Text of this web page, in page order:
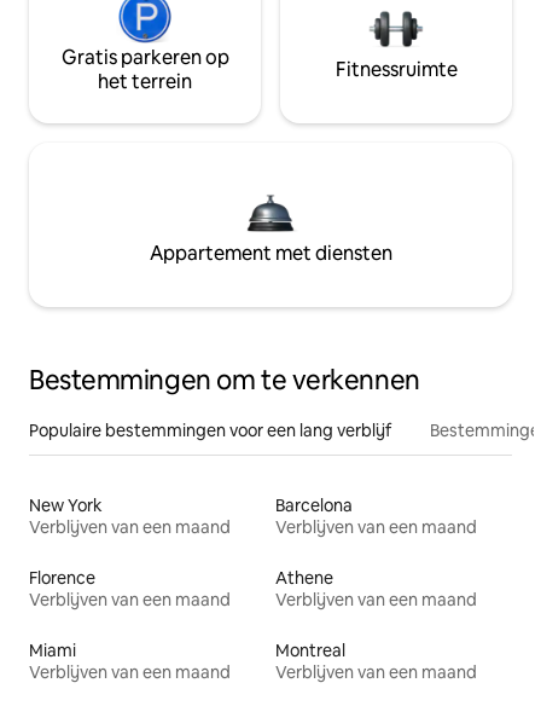
Gratis parkeren op
het terrein
Fitnessruimte
Appartement met diensten
Bestemmingen om te verkennen
Populaire bestemmingen voor een lang verblijf
New York
Verblijven van een maand
Barcelona
Verblijven van een maand
Florence
Verblijven van een maand
Athene
Verblijven van een maand
Miami
Verblijven van een maand
Montreal
Verblijven van een maand